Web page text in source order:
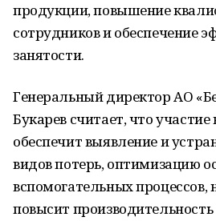
продукции, повышение
сотрудников и обеспечение
занятости.
Генеральный директорАО
Букарев считает, что участие
обеспечит выявление и
видов потерь, оптимизацию
вспомогательных процессов,
повысит